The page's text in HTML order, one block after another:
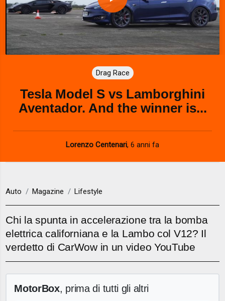
P
l
a
y
V
d
e
Drag Race
Tesla Model S vs Lamborghini
Aventador. And the winner is...
Lorenzo Centenari, 6 anni fa
Auto Magazine Lifestyle
Chi la spunta in accelerazione tra la bomba
elettrica californiana e la Lambo col V12? Il
verdetto di CarWow in un video YouTube
MotorBox, prima di tutti gli altri